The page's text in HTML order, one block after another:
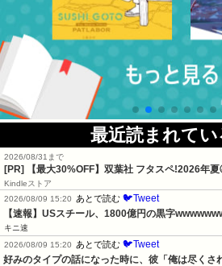
最近読まれてい
2026/08/31まで
[PR] 【最大30%OFF】双葉社 フタスペ!2026年
Kindleストア
2026/08/09 15:20
あとで読む 🐦Tweet
【速報】USスチール、1800億円の黒字
キニ速
2026/08/09 15:20
あとで読む 🐦Tweet
好みのタイプの話になった時に、彼「俺は尽くさ